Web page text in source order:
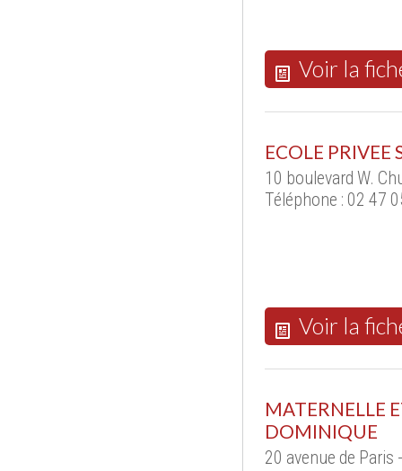
Voir la
ECOLE PRIVEE
10 boulevard W.
Téléphone : 02 47
Voir la
MATERNELLE
DOMINIQUE
20 avenue de Paris